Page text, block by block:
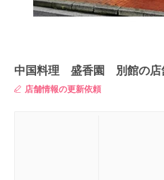
中国料理 盛香園 別館の店
店舗情報の更新依頼